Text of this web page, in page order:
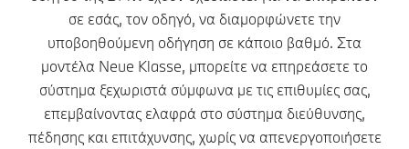
σε εσάς, τον οδηγό, να διαμορφώνετε την
υποβοηθούμενη οδήγηση σε κάποιο βαθμό. Στα
μοντέλα Neue Klasse, μπορείτε να επηρεάσετε το
σύστημα ξεχωριστά σύμφωνα με τις επιθυμίες σας,
επεμβαίνοντας ελαφρά στο σύστημα διεύθυνσης,
πέδησης και επιτάχυνσης, χωρίς να απενεργοποιήσετε